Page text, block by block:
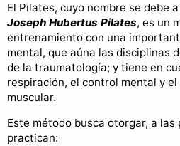
El Pilates, cuyo nombre se debe
Joseph Hubertus Pilates, es un
entrenamiento con una
mental, que aúna las disciplinas
de la traumatología; y tiene en
respiración, el control mental y
muscular.
Este método busca otorgar, a las
practican: